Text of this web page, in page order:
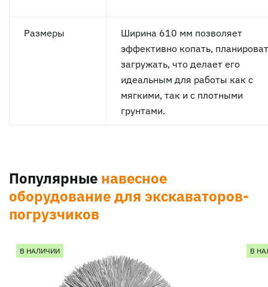
Размеры
Ширина 610 мм позволяет
эффективно копать,
загружать, что делает его
идеальным для работы как с
мягкими, так и с плотными
грунтами.
Популярные навесное
оборудование для экскаваторов-
погрузчиков
В НАЛИЧИИ В